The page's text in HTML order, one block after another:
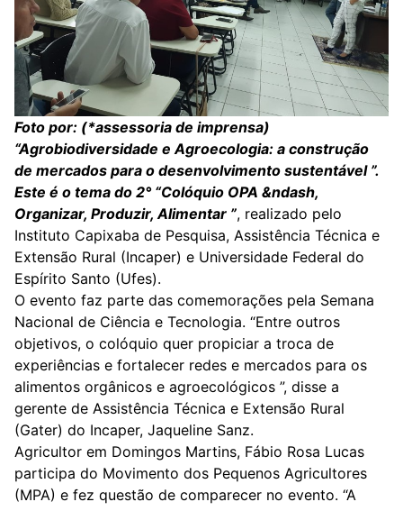
Foto por: (*assessoria de imprensa)
“Agrobiodiversidade e Agroecologia: a construção
de mercados para o desenvolvimento sustentável ”.
Este é o tema do 2° “Colóquio OPA &ndash,
Organizar, Produzir, Alimentar ”, realizado pelo
Instituto Capixaba de Pesquisa, Assistência Técnica e
Extensão Rural (Incaper) e Universidade Federal do
Espírito Santo (Ufes).
O evento faz parte das comemorações pela Semana
Nacional de Ciência e Tecnologia. “Entre outros
objetivos, o colóquio quer propiciar a troca de
experiências e fortalecer redes e mercados para os
alimentos orgânicos e agroecológicos ”, disse a
gerente de Assistência Técnica e Extensão Rural
(Gater) do Incaper, Jaqueline Sanz.
Agricultor em Domingos Martins, Fábio Rosa Lucas
participa do Movimento dos Pequenos Agricultores
(MPA) e fez questão de comparecer no evento. “A